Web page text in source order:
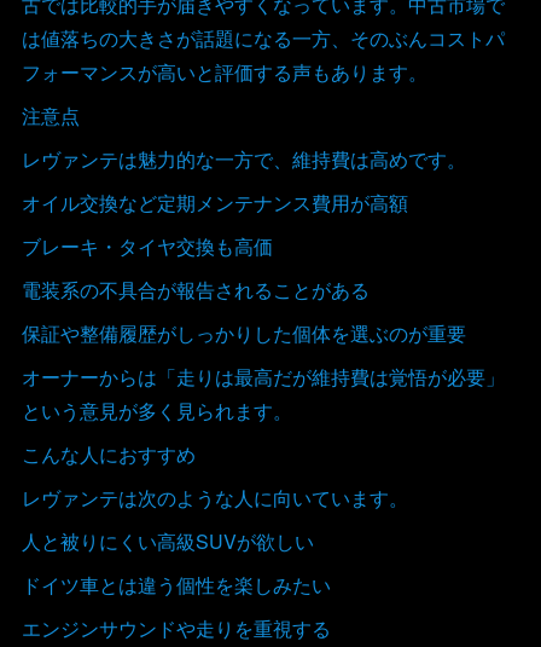
は値落ちの大きさが話題になる一方、そのぶんコストパ
フォーマンスが高いと評価する声もあります。
注意点
レヴァンテは魅力的な一方で、維持費は高めです。
オイル交換など定期メンテナンス費用が高額
ブレーキ・タイヤ交換も高価
電装系の不具合が報告されることがある
保証や整備履歴がしっかりした個体を選ぶのが重要
オーナーからは「走りは最高だが維持費は覚悟が必要」
という意見が多く見られます。
こんな人におすすめ
レヴァンテは次のような人に向いています。
人と被りにくい高級SUVが欲しい
ドイツ車とは違う個性を楽しみたい
エンジンサウンドや走りを重視する